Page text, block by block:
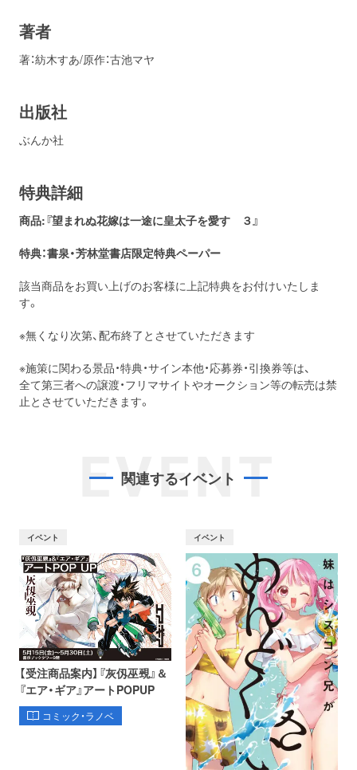
著者
著：紡木すあ/原作：古池マヤ
出版社
ぶんか社
特典詳細
商品:『望まれぬ花嫁は一途に皇太子を愛す ３』
特典：書泉・芳林堂書店限定特典ペーパー
該当商品をお買い上げのお客様に上記特典をお付けいたしま
す。
※無くなり次第、配布終了とさせていただきます
※施策に関わる景品・特典・サイン本他・応募券・引換券等は、
全て第三者への譲渡・フリマサイトやオークション等の転売は禁
止とさせていただきます。
EVENT
関連するイベント
イベント
【受注商品案内】『灰仭巫覡』＆
『エア・ギア』アートPOPUP
コミック・ラノベ
イベント